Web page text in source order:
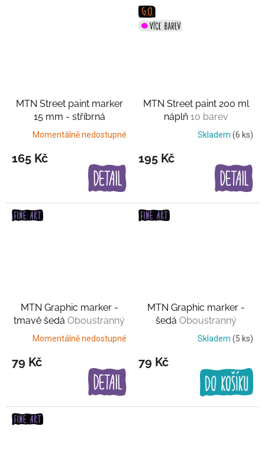
MTN Street paint marker
15 mm - stříbrná
Momentálně nedostupné
165 Kč
MTN Street paint 200 ml
náplň 10 barev
Skladem (6 ks)
195 Kč
MTN Graphic marker -
tmavě šedá Oboustranný
Momentálně nedostupné
79 Kč
MTN Graphic marker -
šedá Oboustranný
Skladem (5 ks)
79 Kč